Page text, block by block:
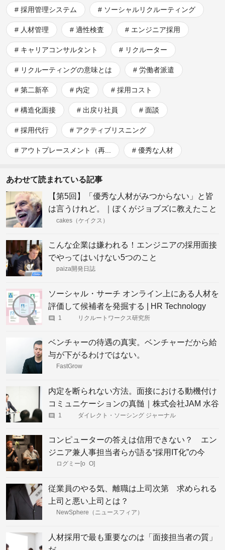
採用管理システム ソーシャルリクルーティング
人材管理 適性検査 エンジニア採用
キャリアコンサルタント リクルーター
リクルーティングの意味とは 労働者派遣
第二新卒 内定 採用コスト
構造化面接 出戻り社員 面談
採用代行 アクティブリスニング
アウトプレースメント（再... 優秀な人材
あわせて読まれている記事
【第5回】「優秀な人材がみつからない」と皆
は言うけれど。｜ぼくがジョブズに教えたこと
｜ノーラン・ブッシュネル
cakes（ケイクス）
こんな企業は嫌われる！エンジニアの採用面接
でやってはいけない5つのこと
paiza開発日誌
ソーシャル・サーチ オンライン上にある人材を
評価して候補者を発掘する | HR Technology
Trends 世界の人事が注目する28の「HRテク
1 リクルートワークス研究所
ベンチャーの待遇の真実。ベンチャーだから給
与が下がるわけではない。
FastGrow
内定を断られない方法。面接における動機付け
コミュニケーションの真髄｜株式会社JAM 水谷
健彦氏
1 ダイレクト・ソーシング ジャーナル
コンピューターの答えは信用できない？ エン
ジニア兼人事担当者らが語る“採用IT化”の今
ログミー[o_O]
従業員のやる気、離職は上司次第 求められる
上司と悪い上司とは？
NewSphere（ニュースフィア）
人材採用で最も重要なのは「面接担当者の質」